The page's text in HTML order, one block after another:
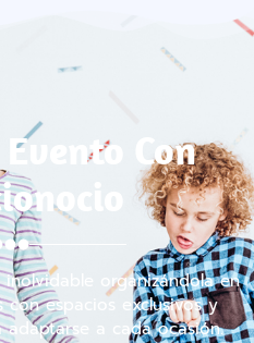
Con
organizándola en
con espacios exclusivos y
a cada ocasión.